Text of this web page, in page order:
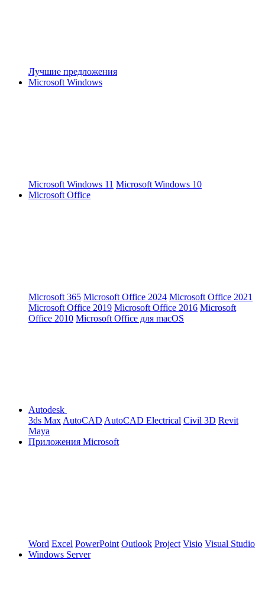
Лучшие предложения
Microsoft Windows
Microsoft Windows 11 Microsoft Windows 10
Microsoft Office
Microsoft 365 Microsoft Office 2024 Microsoft Office 2021
Microsoft Office 2019 Microsoft Office 2016 Microsoft
Office 2010 Microsoft Office для macOS
Autodesk
3ds Max AutoCAD AutoCAD Electrical Civil 3D Revit
Maya
Приложения Microsoft
Word Excel PowerPoint Outlook Project Visio Visual Studio
Windows Server